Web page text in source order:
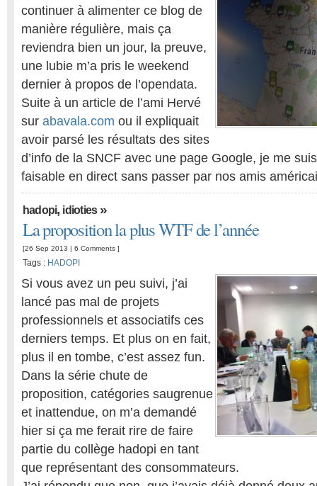
continuer à alimenter ce blog de
manière régulière, mais ça
reviendra bien un jour, la preuve,
une lubie m’a pris le weekend
dernier à propos de l’opendata.
Suite à un article de l’ami Hervé
sur abavala.com ou il expliquait
avoir parsé les résultats des sites
d’info de la SNCF avec une page Google, je me
faisable en direct sans passer par nos amis
hadopi, idioties»
La proposition la plus WTF de l’année
[26 Sep 2013 | 6 Comments ]
Tags : HADOPI
Si vous avez un peu suivi, j’ai
lancé pas mal de projets
professionnels et associatifs ces
derniers temps. Et plus on en fait,
plus il en tombe, c’est assez fun.
Dans la série chute de
proposition, catégories saugrenue
et inattendue, on m’a demandé
hier si ça me ferait rire de faire
partie du collège hadopi en tant
que représentant des consommateurs.